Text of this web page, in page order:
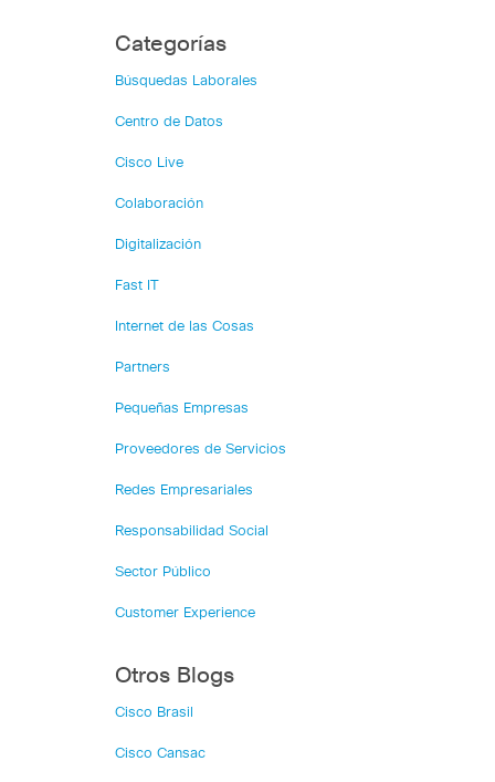
Categorías
Búsquedas Laborales
Centro de Datos
Cisco Live
Colaboración
Digitalización
Fast IT
Internet de las Cosas
Partners
Pequeñas Empresas
Proveedores de Servicios
Redes Empresariales
Responsabilidad Social
Sector Público
Customer Experience
Otros Blogs
Cisco Brasil
Cisco Cansac